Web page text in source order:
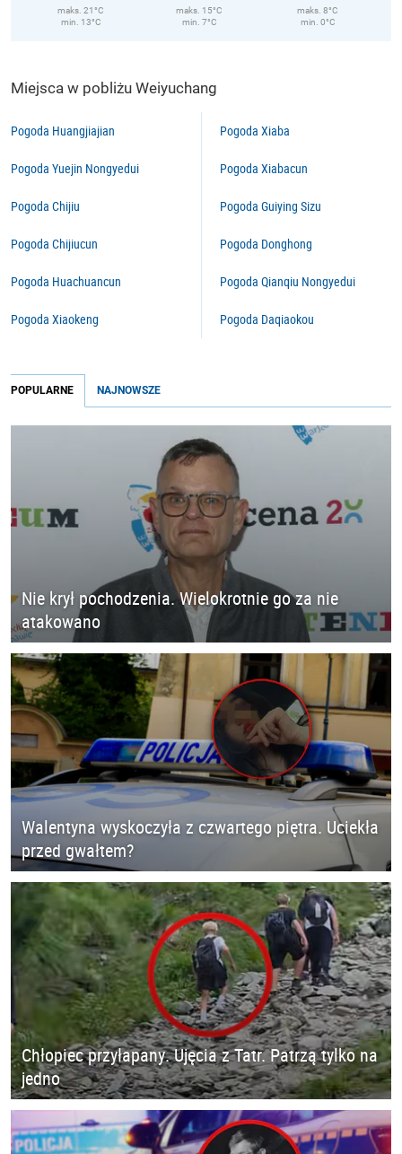
maks. 21°C
min. 13°C
maks. 15°C
min. 7°C
maks. 8°C
min. 0°C
Miejsca w pobliżu Weiyuchang
Pogoda Huangjiajian
Pogoda Yuejin Nongyedui
Pogoda Chijiu
Pogoda Chijiucun
Pogoda Huachuancun
Pogoda Xiaokeng
Pogoda Xiaba
Pogoda Xiabacun
Pogoda Guiying Sizu
Pogoda Donghong
Pogoda Qianqiu Nongyedui
Pogoda Daqiaokou
POPULARNE NAJNOWSZE
Nie krył pochodzenia. Wielokrotnie go za nie
atakowano
Walentyna wyskoczyła z czwartego piętra. Uciekła
przed gwałtem?
Chłopiec przyłapany. Ujęcia z Tatr. Patrzą tylko na
jedno